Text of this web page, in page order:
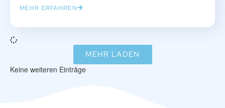
MEHR ERFAHREN
MEHR LADEN
Keine weiteren Einträge